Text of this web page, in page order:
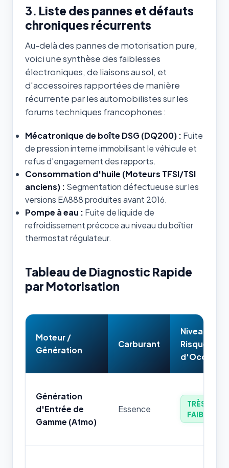
3. Liste des pannes et défauts
chroniques récurrents
Au-delà des pannes de motorisation pure,
voici une synthèse des faiblesses
électroniques, de liaisons au sol, et
d'accessoires rapportées de manière
récurrente par les automobilistes sur les
forums techniques francophones :
Mécatronique de boîte DSG (DQ200) : Fuite
de pression interne immobilisant le véhicule et
refus d'engagement des rapports.
Consommation d'huile (Moteurs TFSI/TSI
anciens) : Segmentation défectueuse sur les
versions EA888 produites avant 2016.
Pompe à eau : Fuite de liquide de
refroidissement précoce au niveau du boîtier
thermostat régulateur.
Tableau de Diagnostic Rapide
par Motorisation
Moteur /
Génération
Carburant
Niveau de
Risque
d'Occasion
Génération
d'Entrée de
Gamme (Atmo)
Essence
TRÈS
FAIBLE